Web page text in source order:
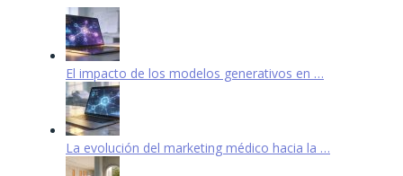
El impacto de los modelos generativos en …
La evolución del marketing médico hacia la …